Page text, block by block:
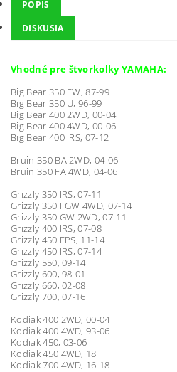
POPIS
DISKUSIA
Vhodné pre štvorkolkyYAMAHA:
Big Bear 350 FW, 87-99
Big Bear 350 U, 96-99
Big Bear 400 2WD, 00-04
Big Bear 400 4WD, 00-06
Big Bear 400 IRS, 07-12
Bruin 350 BA 2WD, 04-06
Bruin 350 FA 4WD, 04-06
Grizzly 350 IRS, 07-11
Grizzly 350 FGW 4WD, 07-14
Grizzly 350 GW 2WD, 07-11
Grizzly 400 IRS, 07-08
Grizzly 450 EPS, 11-14
Grizzly 450 IRS, 07-14
Grizzly 550, 09-14
Grizzly 600, 98-01
Grizzly 660, 02-08
Grizzly 700, 07-16
Kodiak 400 2WD, 00-04
Kodiak 400 4WD, 93-06
Kodiak 450, 03-06
Kodiak 450 4WD, 18
Kodiak 700 4WD, 16-18